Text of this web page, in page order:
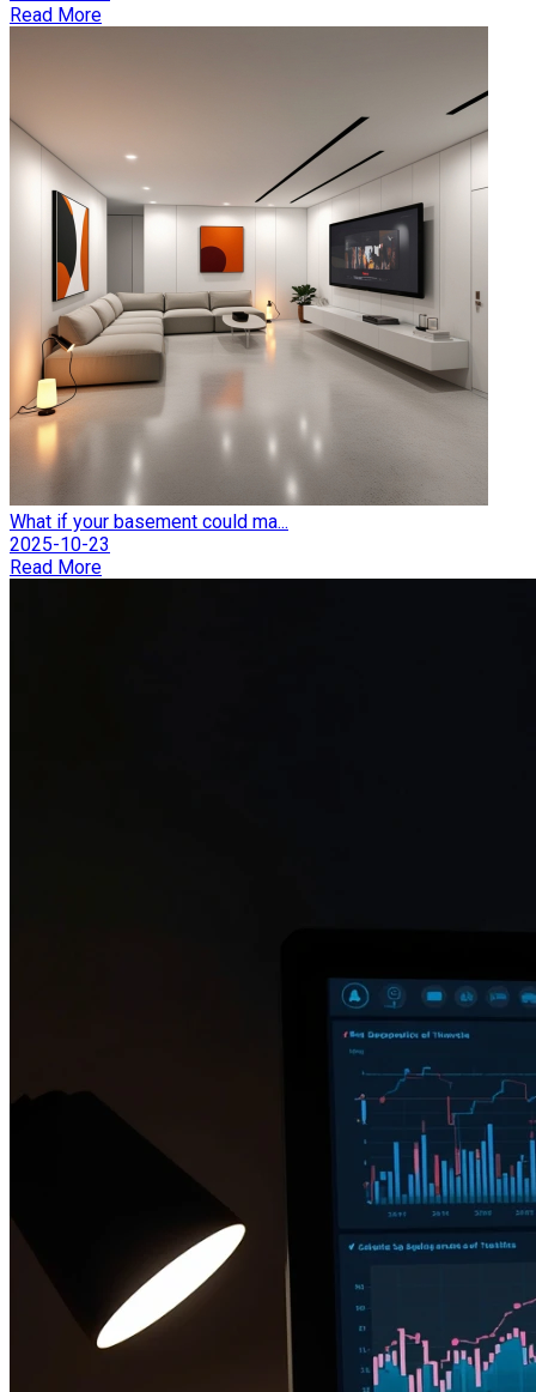
Read More
What if your basement could ma...
2025-10-23
Read More